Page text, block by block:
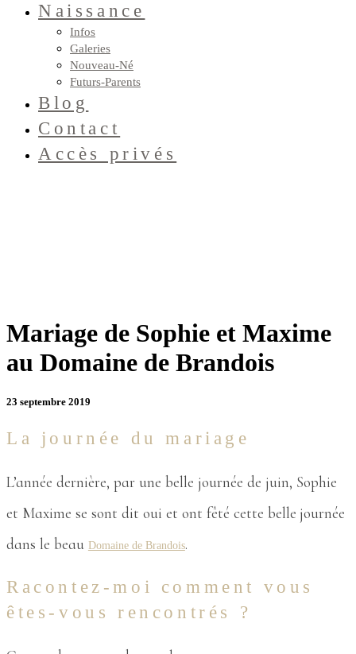
Naissance
Infos
Galeries
Nouveau-Né
Futurs-Parents
Blog
Contact
Accès privés
Mariage de Sophie et Maxime
au Domaine de Brandois
23 septembre 2019
La journée du mariage
L’année dernière, par une belle journée de juin, Sophie
et Maxime se sont dit oui et ont fêté cette belle journée
dans le beau Domaine de Brandois.
Racontez-moi comment vous
êtes-vous rencontrés ?